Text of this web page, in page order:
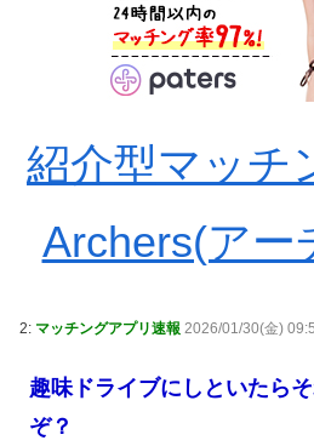
紹介型マッチ
Archers(アー
2: マッチングアプリ速報 2026/01/30(金)
趣味ドライブにしといたら
ぞ？